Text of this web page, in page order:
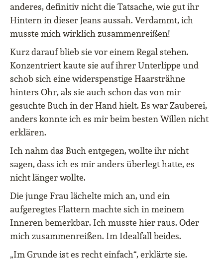
anderes, definitiv nicht die Tatsache, wie gut ihr
Hintern in dieser Jeans aussah. Verdammt, ich
musste mich wirklich zusammenreißen!
Kurz darauf blieb sie vor einem Regal stehen.
Konzentriert kaute sie auf ihrer Unterlippe und
schob sich eine widerspenstige Haarsträhne
hinters Ohr, als sie auch schon das von mir
gesuchte Buch in der Hand hielt. Es war Zauberei,
anders konnte ich es mir beim besten Willen nicht
erklären.
Ich nahm das Buch entgegen, wollte ihr nicht
sagen, dass ich es mir anders überlegt hatte, es
nicht länger wollte.
Die junge Frau lächelte mich an, und ein
aufgeregtes Flattern machte sich in meinem
Inneren bemerkbar. Ich musste hier raus. Oder
mich zusammenreißen. Im Idealfall beides.
„Im Grunde ist es recht einfach“, erklärte sie.